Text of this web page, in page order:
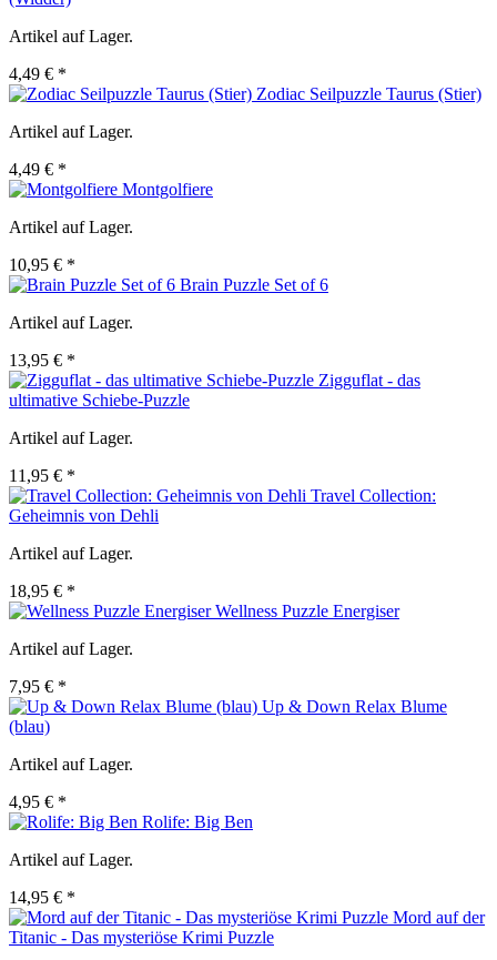
Artikel auf Lager.
4,49 € *
Zodiac Seilpuzzle Taurus (Stier)
Artikel auf Lager.
4,49 € *
Montgolfiere
Artikel auf Lager.
10,95 € *
Brain Puzzle Set of 6
Artikel auf Lager.
13,95 € *
Zigguflat - das
ultimative Schiebe-Puzzle
Artikel auf Lager.
11,95 € *
Travel Collection:
Geheimnis von Dehli
Artikel auf Lager.
18,95 € *
Wellness Puzzle Energiser
Artikel auf Lager.
7,95 € *
Up & Down Relax Blume
(blau)
Artikel auf Lager.
4,95 € *
Rolife: Big Ben
Artikel auf Lager.
14,95 € *
Mord auf der
Titanic - Das mysteriöse Krimi Puzzle